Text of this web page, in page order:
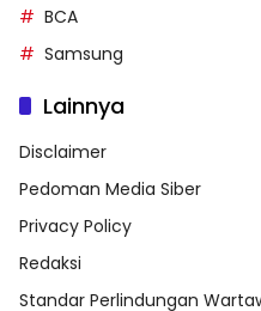
BCA
Samsung
Lainnya
Disclaimer
Pedoman Media Siber
Privacy Policy
Redaksi
Standar Perlindungan